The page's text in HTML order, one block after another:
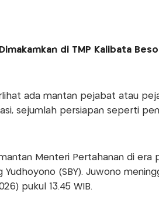
di TMP Kalibata
ada mantan pejabat atau
sejumlah persiapan seperti
Menteri Pertahanan di era
(SBY). Juwono
pukul 13.45 WIB.